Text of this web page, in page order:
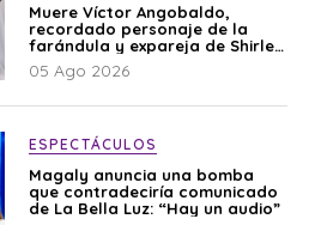
Muere Víctor Angobaldo,
recordado personaje de la
farándula y expareja de Shirley
Cherres
05 Ago 2026
ESPECTÁCULOS
Magaly anuncia una bomba
que contradeciría comunicado
de La Bella Luz: “Hay un audio”